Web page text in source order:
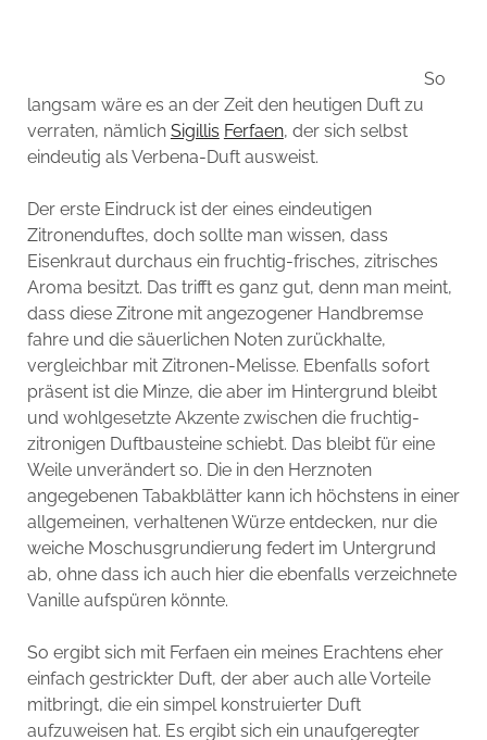
So
langsam wäre es an der Zeit den heutigen Duft zu
verraten, nämlich Sigillis Ferfaen, der sich selbst
eindeutig als Verbena-Duft ausweist.
Der erste Eindruck ist der eines eindeutigen
Zitronenduftes, doch sollte man wissen, dass
Eisenkraut durchaus ein fruchtig-frisches, zitrisches
Aroma besitzt. Das trifft es ganz gut, denn man meint,
dass diese Zitrone mit angezogener Handbremse
fahre und die säuerlichen Noten zurückhalte,
vergleichbar mit Zitronen-Melisse. Ebenfalls sofort
präsent ist die Minze, die aber im Hintergrund bleibt
und wohlgesetzte Akzente zwischen die fruchtig-
zitronigen Duftbausteine schiebt. Das bleibt für eine
Weile unverändert so. Die in den Herznoten
angegebenen Tabakblätter kann ich höchstens in einer
allgemeinen, verhaltenen Würze entdecken, nur die
weiche Moschusgrundierung federt im Untergrund
ab, ohne dass ich auch hier die ebenfalls verzeichnete
Vanille aufspüren könnte.
So ergibt sich mit Ferfaen ein meines Erachtens eher
einfach gestrickter Duft, der aber auch alle Vorteile
mitbringt, die ein simpel konstruierter Duft
aufzuweisen hat. Es ergibt sich ein unaufgeregter